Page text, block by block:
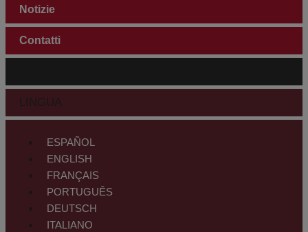
Notizie
Contatti
LINGUA
ESPAÑOL
ENGLISH
FRANÇAIS
PORTUGUÊS
DEUTSCH
ITALIANO